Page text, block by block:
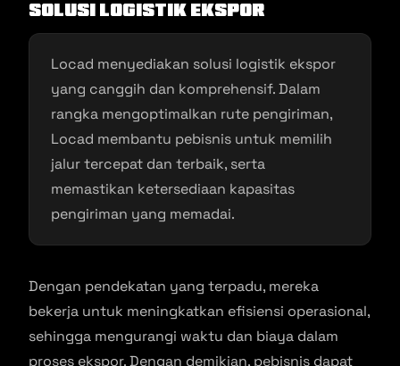
Solusi Logistik Ekspor
Locad menyediakan solusi logistik ekspor
yang canggih dan komprehensif. Dalam
rangka mengoptimalkan rute pengiriman,
Locad membantu pebisnis untuk memilih
jalur tercepat dan terbaik, serta
memastikan ketersediaan kapasitas
pengiriman yang memadai.
Dengan pendekatan yang terpadu, mereka
bekerja untuk meningkatkan efisiensi operasional,
sehingga mengurangi waktu dan biaya dalam
proses ekspor. Dengan demikian, pebisnis dapat